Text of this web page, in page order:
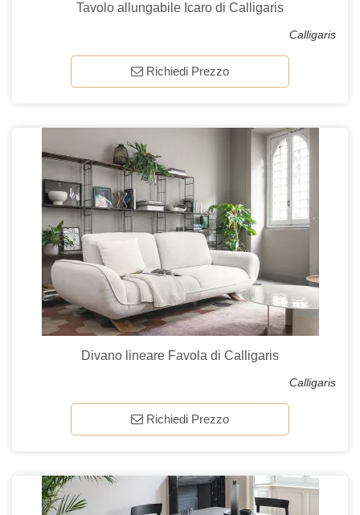
Tavolo allungabile Icaro di Calligaris
Calligaris
Richiedi Prezzo
Divano lineare Favola di Calligaris
Calligaris
Richiedi Prezzo